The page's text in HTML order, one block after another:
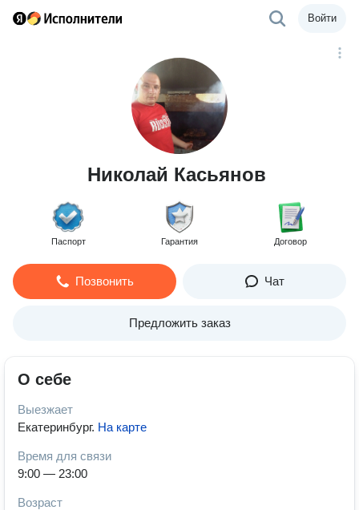
Войти
Николай Касьянов
Паспорт Гарантия Договор
Позвонить Чат
Предложить заказ
О себе
Выезжает
Екатеринбург. На карте
Время для связи
9:00 — 23:00
Возраст